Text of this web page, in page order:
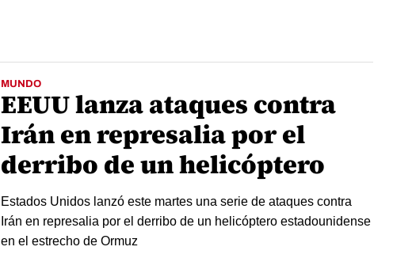
MUNDO
EEUU lanza ataques contra
Irán en represalia por el
derribo de un helicóptero
Estados Unidos lanzó este martes una serie de ataques contra
Irán en represalia por el derribo de un helicóptero estadounidense
en el estrecho de Ormuz